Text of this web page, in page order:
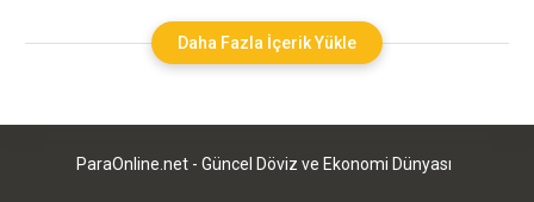
borsanın işleyişini ve işlemleri öğrenmek gerekmektedir.
Yatırımcılar, piyasaların nasıl işlediğini öğrenmeli hangi
olarak, kazanmanın yanı sıra kaybetme riskinin
Daha Fazla İçerik Yükle
ParaOnline.net - Güncel Döviz ve Ekonomi Dünyası